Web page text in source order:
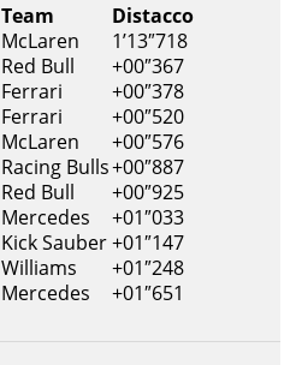
Team
Distacco
McLaren
1’13″718
Red Bull
+00″367
Ferrari
+00″378
Ferrari
+00″520
McLaren
+00″576
Racing Bulls+00″887
Red Bull
+00″925
Mercedes
+01″033
Kick Sauber+01″147
Williams
+01″248
Mercedes +01″651